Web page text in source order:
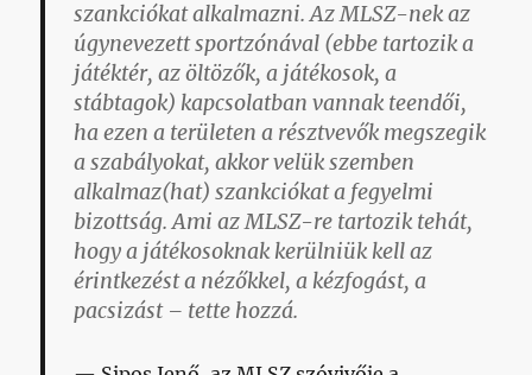
szankciókat alkalmazni. Az MLSZ-nek az
úgynevezett sportzónával (ebbe tartozik a
játéktér, az öltözők, a játékosok, a
stábtagok) kapcsolatban vannak teendői,
ha ezen a területen a résztvevők megszegik
a szabályokat, akkor velük szemben
alkalmaz(hat) szankciókat a fegyelmi
bizottság. Ami az MLSZ-re tartozik tehát,
hogy a játékosoknak kerülniük kell az
érintkezést a nézőkkel, a kézfogást, a
pacsizást – tette hozzá.